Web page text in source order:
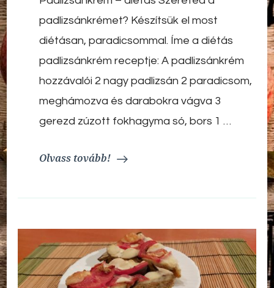
padlizsánkrémet? Készítsük el most
diétásan, paradicsommal. Íme a diétás
padlizsánkrém receptje: A padlizsánkrém
hozzávalói 2 nagy padlizsán 2 paradicsom,
meghámozva és darabokra vágva 3
gerezd zúzott fokhagyma só, bors 1 …
Olvass tovább!